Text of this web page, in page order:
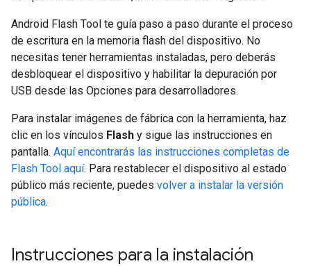
Android Flash Tool te guía paso a paso durante el proceso
de escritura en la memoria flash del dispositivo. No
necesitas tener herramientas instaladas, pero deberás
desbloquear el dispositivo y habilitar la depuración por
USB desde las Opciones para desarrolladores.
Para instalar imágenes de fábrica con la herramienta, haz
clic en los vínculos Flash y sigue las instrucciones en
pantalla. Aquí encontrarás las instrucciones completas de
Flash Tool aquí. Para restablecer el dispositivo al estado
público más reciente, puedes volver a instalar la versión
pública.
Instrucciones para la instalación